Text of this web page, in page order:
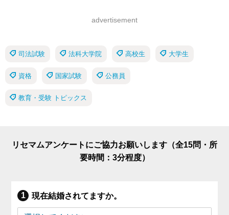
advertisement
司法試験 法科大学院 高校生 大学生
資格 国家試験 公務員
教育・受験 トピックス
リセマムアンケートにご協力お願いします（全15問・所
要時間：3分程度）
現在結婚されてますか。